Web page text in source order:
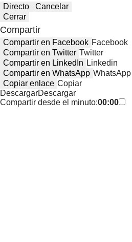
Directo
Cancelar
Cerrar
Compartir
Compartir en Facebook Facebook
Compartir en Twitter Twitter
Compartir en LinkedIn Linkedin
Compartir en WhatsApp WhatsApp
Copiar enlace Copiar
DescargarDescargar
Compartir desde el minuto:00:00